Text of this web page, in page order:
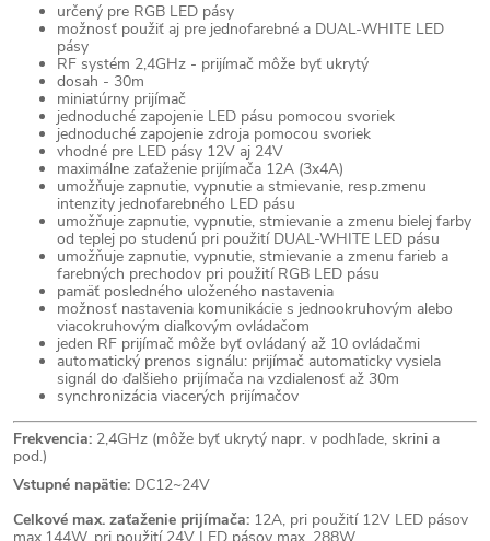
určený pre RGB LED pásy
možnosť použiť aj pre jednofarebné a DUAL-WHITE LED
pásy
RF systém 2,4GHz - prijímač môže byť ukrytý
dosah - 30m
miniatúrny prijímač
jednoduché zapojenie LED pásu pomocou svoriek
jednoduché zapojenie zdroja pomocou svoriek
vhodné pre LED pásy 12V aj 24V
maximálne zaťaženie prijímača 12A (3x4A)
umožňuje zapnutie, vypnutie a stmievanie, resp.zmenu
intenzity jednofarebného LED pásu
umožňuje zapnutie, vypnutie, stmievanie a zmenu bielej farby
od teplej po studenú pri použití DUAL-WHITE LED pásu
umožňuje zapnutie, vypnutie, stmievanie a zmenu farieb a
farebných prechodov pri použití RGB LED pásu
pamäť posledného uloženého nastavenia
možnosť nastavenia komunikácie s jednookruhovým alebo
viacokruhovým diaľkovým ovládačom
jeden RF prijímač môže byť ovládaný až 10 ovládačmi
automatický prenos signálu: prijímač automaticky vysiela
signál do ďalšieho prijímača na vzdialenosť až 30m
synchronizácia viacerých prijímačov
Frekvencia: 2,4GHz (môže byť ukrytý napr. v podhľade, skrini a
pod.)
Vstupné napätie: DC12~24V
Celkové max. zaťaženie prijímača: 12A, pri použití 12V LED pásov